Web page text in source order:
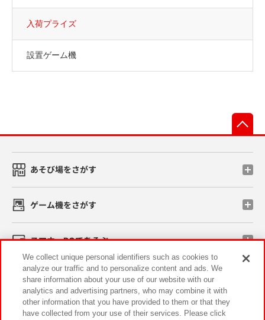
入荷プライズ
設置ゲーム機
あそび場をさがす
ゲーム機をさがす
スマホ・PCであそぶ
イベント・キャンペーン
We collect unique personal identifiers such as cookies to
analyze our traffic and to personalize content and ads. We
share information about your use of our website with our
analytics and advertising partners, who may combine it with
other information that you have provided to them or that they
have collected from your use of their services. Please click